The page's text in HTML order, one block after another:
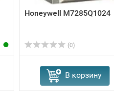
Honeywell M7285Q1024
(0)
В корзину